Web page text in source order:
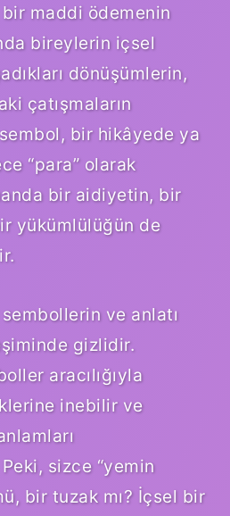
maddi ödemenin
bireylerin içsel
dönüşümlerin,
çatışmaların
sembol, bir hikâyede ya
“para” olarak
bir aidiyetin, bir
yükümlülüğün de
ve anlatı
gizlidir.
aracılığıyla
inebilir ve
sizce “yemin
bir tuzak mı? İçsel bir